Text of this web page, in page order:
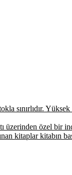
sınırlıdır.
üzerinden özel bir
kitaplar kitabın